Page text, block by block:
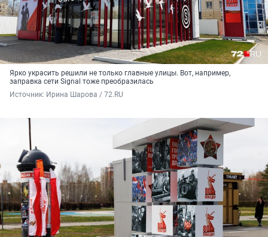
Ярко украсить решили не только главные улицы. Вот, например,
заправка сети Signal тоже преобразилась
Источник: Ирина Шарова / 72.RU